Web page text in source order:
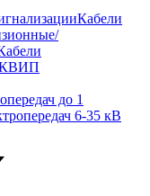
Кабели
до 1
6-35 кВ